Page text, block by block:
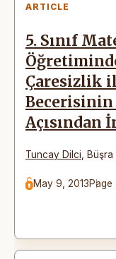
ARTICLE
5. Sınıf
Çaresizlik
Becerisinin
Açısından
Tuncay Dilci
May 9, 2013Page